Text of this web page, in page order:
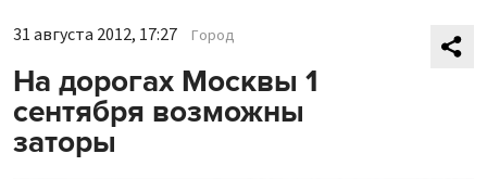
31 августа 2012, 17:27 Город
На дорогах Москвы 1
сентября возможны
заторы